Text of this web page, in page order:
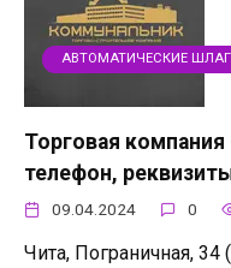
АВТОМАТИЧЕСКИЕ
Торговая
телефон,
09.04.2024 0
Чита, Пограничная, 34